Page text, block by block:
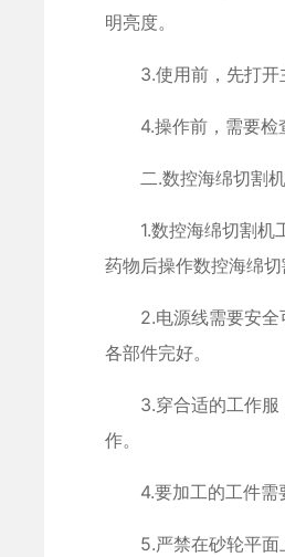
明亮度。
3.使用前，先打开主
4.操作前，需要检查
二.数控海绵切割机
1.数控海绵切割机工
药物后操作数控海绵切
2.电源线需要安全可
各部件完好。
3.穿合适的工作服，
作。
4.要加工的工件需要
5.严禁在砂轮平面上